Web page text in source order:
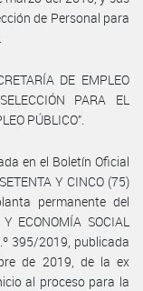
de Personal para
DE EMPLEO
PARA EL
PÚBLICO”.
en el Boletín Oficial
Y CINCO (75)
permanente del
ECONOMÍA SOCIAL
395/2019, publicada
de 2019, de la ex
al proceso para la